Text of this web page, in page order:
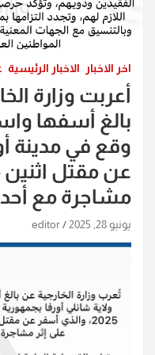
اخر الاخبار الاخبار الرئيسية
أعربت وزارة
بالغ أسفها
وقع في مدينة
عن مقتل اثنين
مشاجرة مع أحد
يونيو 28, 2025 editor